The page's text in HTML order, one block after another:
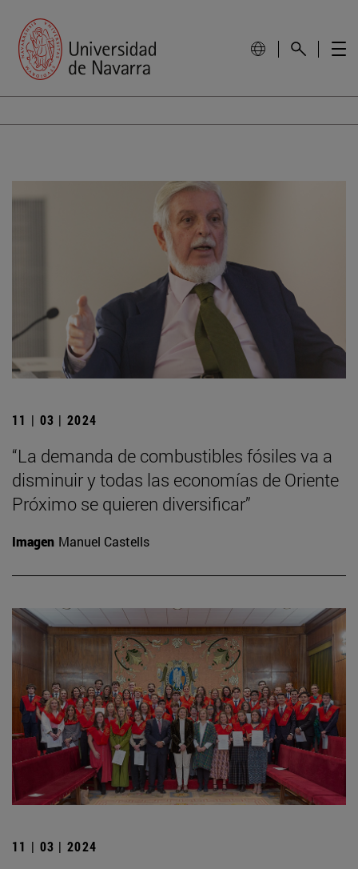
11 | 03 | 2024
“La demanda de combustibles fósiles va a
disminuir y todas las economías de Oriente
Próximo se quieren diversificar”
Imagen Manuel Castells
11 | 03 | 2024